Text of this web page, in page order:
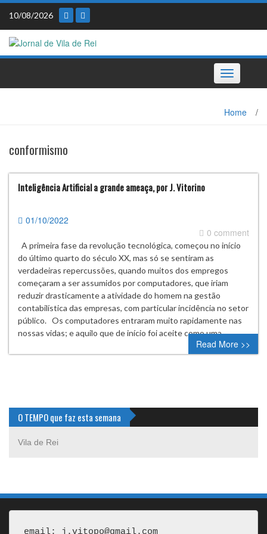
Skip
content
10/08/2026
Toggle
navigation
Home /
conformismo
Inteligência Artificial a grande ameaça, por J. Vitorino
01/10/2022
0 comment
A primeira fase da revolução tecnológica, começou no início
do último quarto do século XX, mas só se sentiram as
verdadeiras repercussões, quando muitos dos empregos
começaram a ser assumidos por computadores, que iriam
reduzir drasticamente a atividade do homem na gestão
contabilística das empresas, com particular incidência no setor
público. Os computadores entraram muito rapidamente nas
nossas vidas; e aquilo que de início foi aceite como uma…
Read More >>
O TEMPO que faz esta semana
Vila de Rei